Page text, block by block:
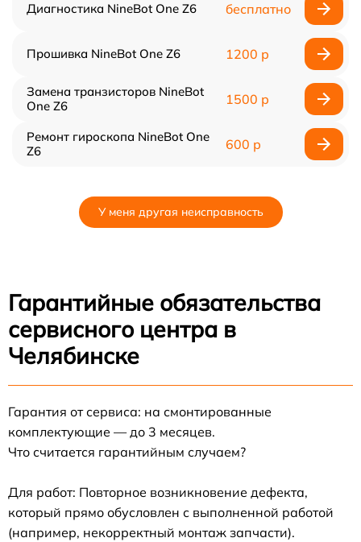
Диагностика NineBot One Z6 бесплатно
Прошивка NineBot One Z6 1200 р
Замена транзисторов NineBot
One Z6
1500 р
Ремонт гироскопа NineBot One
Z6
600 р
У меня другая неисправность
Гарантийные обязательства
сервисного центра в
Челябинске
Гарантия от сервиса: на смонтированные
комплектующие — до 3 месяцев.
Что считается гарантийным случаем?
Для работ: Повторное возникновение дефекта,
который прямо обусловлен с выполненной работой
(например, некорректный монтаж запчасти).